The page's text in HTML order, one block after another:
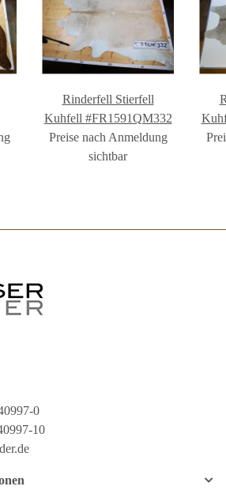
Rinderfell Stierfell
Kuhfell #FR1591QM332
Preise nach Anmeldung
sichtbar
0
10